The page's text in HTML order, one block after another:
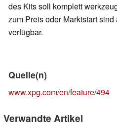
des Kits soll komplett
zum Preis oder Marktstart
verfügbar.
Quelle(n)
www.xpg.com/en/feature/494
Verwandte Artikel